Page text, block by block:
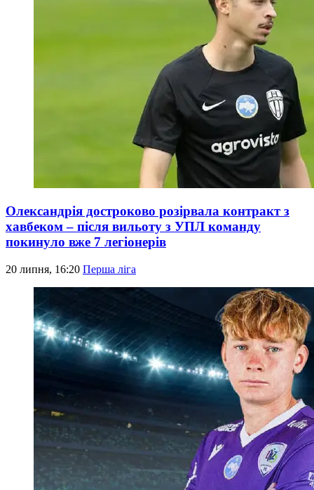
Олександрія достроково розірвала контракт з
хавбеком – після вильоту з УПЛ команду
покинуло вже 7 легіонерів
20 липня, 16:20 Перша ліга